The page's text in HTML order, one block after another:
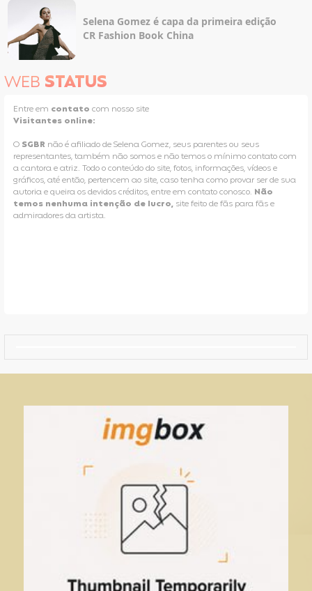
Selena Gomez é capa da primeira edição
CR Fashion Book China
WEB STATUS
Entre em contato com nosso site
Visitantes online:
O SGBR não é afiliado de Selena Gomez, seus parentes ou seus
representantes, também não somos e não temos o mínimo contato com
a cantora e atriz. Todo o conteúdo do site, fotos, informações, vídeos e
gráficos, até então, pertencem ao site, caso tenha como provar ser de sua
autoria e queira os devidos créditos, entre em contato conosco. Não
temos nenhuma intenção de lucro, site feito de fãs para fãs e
admiradores da artista.